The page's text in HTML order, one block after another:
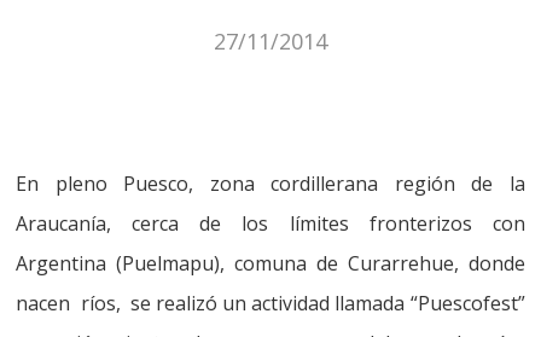
27/11/2014
En pleno Puesco, zona cordillerana región de la
Araucanía, cerca de los límites fronterizos con
Argentina (Puelmapu), comuna de Curarrehue, donde
nacen ríos, se realizó un actividad llamada “Puescofest”